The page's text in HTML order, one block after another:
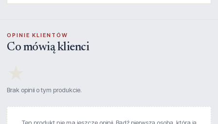
OPINIE KLIENTÓW
Co mówią klienci
Brak opinii o tym produkcie.